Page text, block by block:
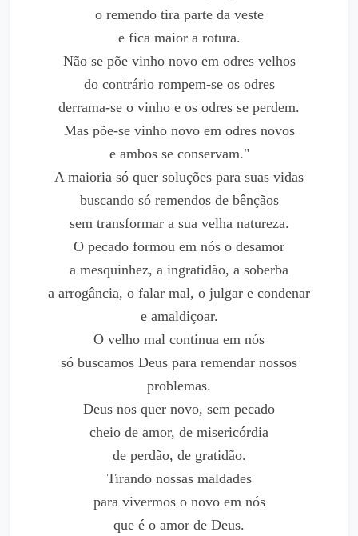
o remendo tira parte da veste
e fica maior a rotura.
Não se põe vinho novo em odres velhos
do contrário rompem-se os odres
derrama-se o vinho e os odres se perdem.
Mas põe-se vinho novo em odres novos
e ambos se conservam."
A maioria só quer soluções para suas vidas
buscando só remendos de bênçãos
sem transformar a sua velha natureza.
O pecado formou em nós o desamor
a mesquinhez, a ingratidão, a soberba
a arrogância, o falar mal, o julgar e condenar
e amaldiçoar.
O velho mal continua em nós
só buscamos Deus para remendar nossos
problemas.
Deus nos quer novo, sem pecado
cheio de amor, de misericórdia
de perdão, de gratidão.
Tirando nossas maldades
para vivermos o novo em nós
que é o amor de Deus.